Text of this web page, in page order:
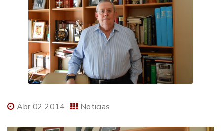
Abr 02 2014 Noticias